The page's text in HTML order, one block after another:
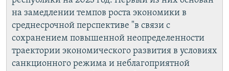
на замедлении темпов роста экономики в
среднесрочной перспективе "в связи с
сохранением повышенной неопределенности
траектории экономического развития в условиях
санкционного режима и неблагоприятной